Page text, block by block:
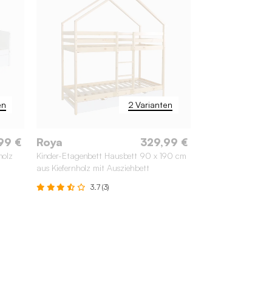
€
2 Varianten
Roya 329,99 €
Kinder-Etagenbett Hausbett 90 x 190 cm
aus Kiefernholz mit Ausziehbett
3.7 (3)